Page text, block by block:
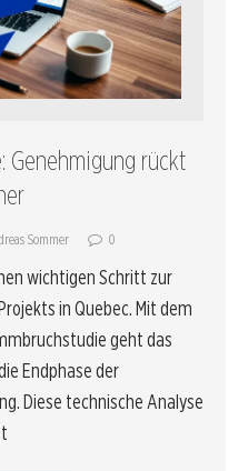
Genehmigung rückt
Sommer 0
wichtigen Schritt zur
in Quebec. Mit dem
geht das
Endphase der
Diese technische Analyse